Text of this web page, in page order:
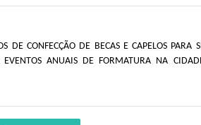
DE CONFECÇÃO DE BECAS E CAPELOS PARA
ANUAIS DE FORMATURA NA